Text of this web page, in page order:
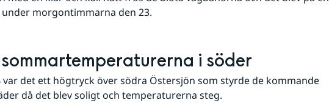
morgontimmarna den 23.
i söder
var det ett högtryck över södra Öster­sjön som styrde de kommande
då det blev soligt och temperaturerna steg.